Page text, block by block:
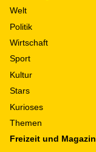
Welt
Politik
Wirtschaft
Sport
Kultur
Stars
Kurioses
Themen
Freizeit und Magazin